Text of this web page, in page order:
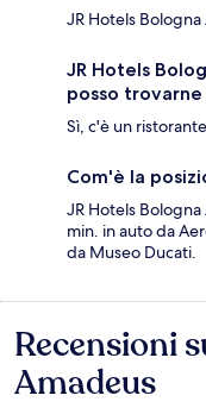
JR Hotels
JR Hotels
posso trovarne
Sì, c'è un
Com'è la
JR Hotels
min. in auto da
da Museo Ducati.
Recensioni
Recensioni
Amadeus